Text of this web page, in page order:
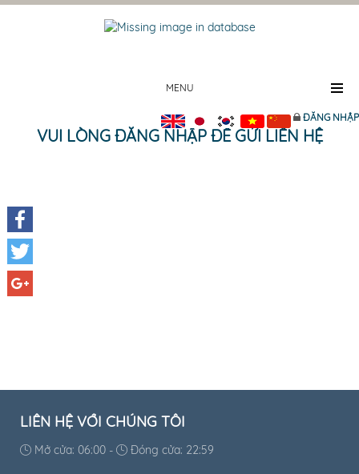
MENU
ĐĂNG NHẬP
VUI LÒNG ĐĂNG NHẬP ĐỂ GỬI LIÊN HỆ
LIÊN HỆ VỚI CHÚNG TÔI
Mở cửa: 06:00 - Đóng cửa: 22:59
Facebook
Twitter